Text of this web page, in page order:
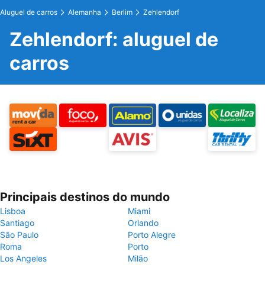
Aluguel de carros Alemanha Berlim Zehlendorf
Zehlendorf: aluguel de
carros
Principais destinos do mundo
Lisboa
Miami
Santiago
Orlando
São Paulo
Porto Alegre
Roma
Porto
Los Angeles
Milão